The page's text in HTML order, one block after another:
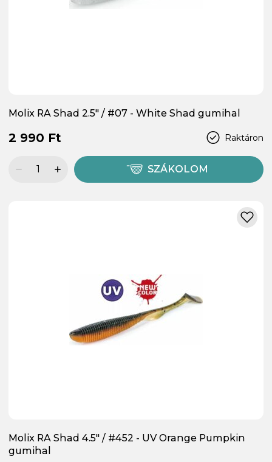
Molix RA Shad 2.5" / #07 - White Shad gumihal
Raktáron
2 990 Ft
SZÁKOLOM
Molix RA Shad 4.5" / #452 - UV Orange Pumpkin
gumihal